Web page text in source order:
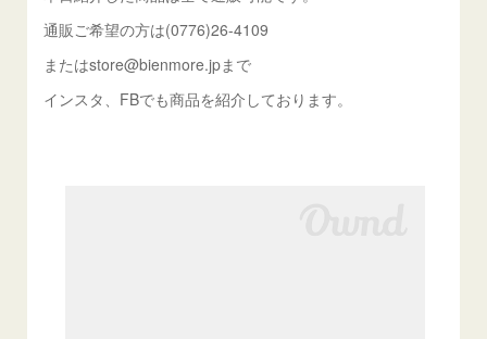
通販ご希望の方は(0776)26-4109
またはstore@bienmore.jpまで
インスタ、FBでも商品を紹介しております。